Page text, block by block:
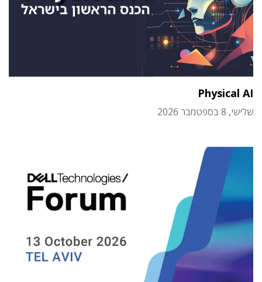
Physical AI
שלישי, 8 בספטמבר 2026